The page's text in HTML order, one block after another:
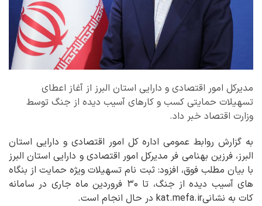
مدیرکل امور اقتصادی و دارایی استان البرز از آغاز اعطای
تسهیلات حمایتی کسب و کارهای آسیب دیده از جنگ توسط
وزارت اقتصاد خبر داد.
به گزارش روابط عمومی اداره کل امور اقتصادی و دارایی استان
البرز، فرزین بهنامی فر مدیرکل امور اقتصادی و دارایی استان البرز
با بیان مطلب فوق، افزود: ثبت نام تسهیلات ویژه حمایت از بنگاه
های آسیب دیده از جنگ، تا ۳۰ فروردین ماه جاری در سامانه
کات به نشانیkat.mefa.ir در حال انجام است.